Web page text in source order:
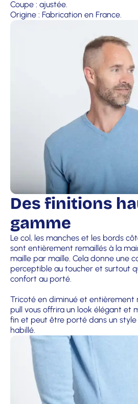
Coupe : ajustée.
Origine : Fabrication en France.
Des finitions
gamme
Le col, les manches et les bords
sont entièrement remaillés à la
maille par maille. Cela donne une
perceptible au toucher et surtout
confort au porté.
Tricoté en diminué et entièrement
pull vous offrira un look élégant et
fin et peut être porté dans un
habillé.